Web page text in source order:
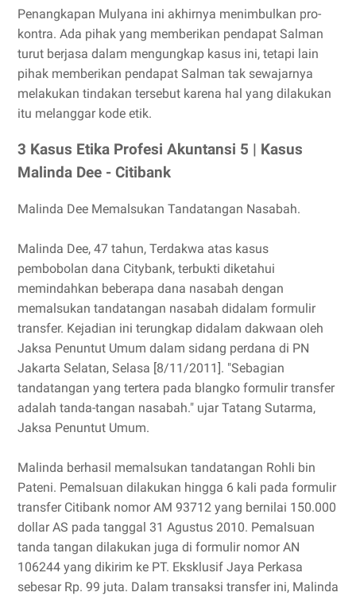
Penangkapan Mulyana ini akhirnya menimbulkan pro-
kontra. Ada pihak yang memberikan pendapat Salman
turut berjasa dalam mengungkap kasus ini, tetapi lain
pihak memberikan pendapat Salman tak sewajarnya
melakukan tindakan tersebut karena hal yang dilakukan
itu melanggar kode etik.
3 Kasus Etika Profesi Akuntansi 5 | Kasus
Malinda Dee - Citibank
Malinda Dee Memalsukan Tandatangan Nasabah.
Malinda Dee, 47 tahun, Terdakwa atas kasus
pembobolan dana Citybank, terbukti diketahui
memindahkan beberapa dana nasabah dengan
memalsukan tandatangan nasabah didalam formulir
transfer. Kejadian ini terungkap didalam dakwaan oleh
Jaksa Penuntut Umum dalam sidang perdana di PN
Jakarta Selatan, Selasa [8/11/2011]. "Sebagian
tandatangan yang tertera pada blangko formulir transfer
adalah tanda-tangan nasabah." ujar Tatang Sutarma,
Jaksa Penuntut Umum.
Malinda berhasil memalsukan tandatangan Rohli bin
Pateni. Pemalsuan dilakukan hingga 6 kali pada formulir
transfer Citibank nomor AM 93712 yang bernilai 150.000
dollar AS pada tanggal 31 Agustus 2010. Pemalsuan
tanda tangan dilakukan juga di formulir nomor AN
106244 yang dikirim ke PT. Eksklusif Jaya Perkasa
sebesar Rp. 99 juta. Dalam transaksi transfer ini, Malinda